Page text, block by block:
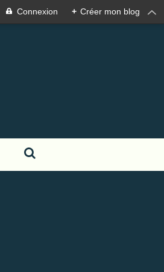
Connexion + Créer mon blog